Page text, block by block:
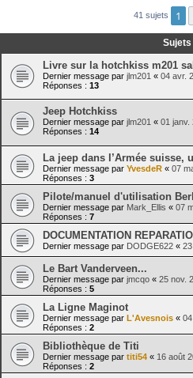
41 sujets 1
Sujets
Livre sur la hotchkiss m201
Dernier message par jlm201 « 04 avr.
Réponses : 13
Jeep Hotchkiss
Dernier message par jlm201 « 01 janv.
Réponses : 14
La jeep dans l’Armée suisse,
Dernier message par YvesdeR « 07
Réponses : 3
Pilote/manuel d'utilisation
Dernier message par Mark_Ellis « 07
Réponses : 7
DOCUMENTATION
Dernier message par DODGE622 «
Le Bart Vanderveen...
Dernier message par jmcqo « 25 nov.
Réponses : 5
La Ligne Maginot
Dernier message par L'Avesnois «
Réponses : 2
Bibliothèque de Titi
Dernier message par titi54 « 16 août
Réponses : 2